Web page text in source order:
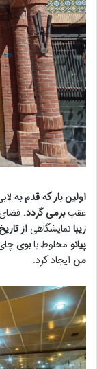
اولین بار که قدم به
عقببرمی گردد.
زیبانمایشگاهیاز
پیانو مخلوط بابوی
من ایجاد کرد.